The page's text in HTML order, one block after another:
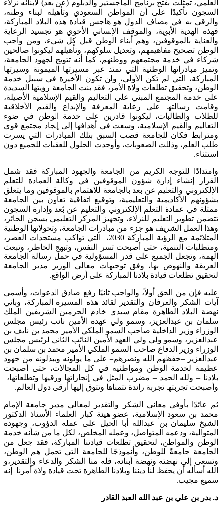
العلمي، تمثلت بفتح برنامج الماجستير والدبلوم (عن بعد) لأبنائه نزلاء
السجون تأكيدًا على أن المواطن السعودي وتأهيله لبناء وطنه،
والرقي به في مصاف الدول هو هاجس قيادة هذه البلاد المباركة،
فهذه الهدية الأبوية، والموقف الإنساني الأخوي هو تجسيد الرعاية
والعناية بالموقوفين، وهم أبناء الوطن قبل كل شيء، ومن واجب
الوطن تصحيح مفاهيمهم، وتعديل سلوكهم، وتأهيلهم ليكونوا صالحين
شركاء في خدمة مجتمعهم ووطنهم، كما أنه تتويج لجهود الجامعة،
وتميز مبادراتها الوطنية التي تمتد عبر مسيرتها الميمونة وسيرتها
المباركة، التي لم تكن الأولى، ولن تكون الأخيرة في سبيل خدمة
الوطن، وتحقيق تطلعات ولاة الأمر، فقد بنت الجامعة رؤيتها السديدة
على خدمة المجتمع المبني على التعاليم والقيم الإسلامية الأصيلة،
وقامت رسالتها على رعاية المعرفة والإبداع والقيم الأخلاقية
للطلاب والطالبات، ليكونوا قادرين على خدمة الوطن في ضوء
التعاليم والقيم الإسلامية، وسعت في أهدافها إلى إيجاد مجتمع قوي
ومترابط فكان للجامعة قصب السبق بتلك المبادرات التي يسرت
طلب العلم، وذللت الصعوبات، وأوجدت الحلول للعقبات للجميع دون
استثناء.
وامتدادًا للتوجه الكريم من الجامعة والجهود المباركة فقد شمل
القرار إنشاء إدارة شؤون الموقوفين في وكالة العمادة للتعلم
الإلكتروني والتعليم عن بعد بالجامعة للاهتمام بالموقوفين وما يتعلق
بشؤونهم الأكاديمية والتعليمية، وتوقيع اتفاقية تعاون بين الجامعة
ممثلة في عمادة التعلم الإلكتروني والتعليم عن بُعد وإدارة السجون
تتضمن تطوير التعليم للنزلاء، وتجهيز المركز التعليمي بسجن الحائر،
وهذا العمل الشريف هو جزء من مبادرات الجامعة، وتحولاتها الوطنية
المتلائمة مع الرؤية المباركة 2030، التي تواكب مستجدات العصر،
ومتطلبات التنمية، حتى أصبحت تسر النفس، وتبهج الخاطر، وتبعث
الهمة، وتجعل الجميع على قدر المسؤولية في حمل رسالة الجامعة
العريقة والنهوض بها، وفق توجيهات معالي الوزير مدير الجامعة
لتحقيق تطلعات قيادة بلادنا المباركة على أرض الواقع.
عليه فإن من الحق أولاً، والواجب ثانيًا رفع صادق الدعوات، وأسمى
آيات الشكر والعرفان والتقدير لقائد هذه المسيرة المباركة، وباني
نهضة البلاد الطاهرة مقام سيدي خادم الحرمين الشريفين الملك
سلمان بن عبدالعزيز، وسمو ولي عهده الأمين نائب رئيس مجلس
الوزراء وزير الداخلية صاحب السمو الملكي الأمير محمد بن نايف بن
عبدالعزيز، وسمو ولي ولي العهد الأمين النائب الثاني لرئيس مجلس
الوزراء وزير الدفاع صاحب السمو الملكي الأمير محمد بن سلمان بن
عبدالعزيز –حفظهم الله ونصرهم– على ما يولونه ويبذلونه من جهود
عظيمة لخدمة الوطن ومواطنيه في كل المجالات، حتى أصبحت
بلادنا – ولله الحمد – مضرب المثل في إنجازاتها ورقيها وتطلعاتها،
وأصبحت تجربتها تجربة رائدة تتمناها وتتوق إليها أرقى دول العالم.
ثم عائدًا بأوفى معاني الشكر والتقدير لمعالي مدير جامعة الإمام
محمد بن سعود الإسلامية، عضو هيئة كبار العلماء الأستاذ الدكتور
الشيخ سليمان بن عبدالله أبا الخيل على عمله الدؤوب، وجهوده
المتوالية، ودعمه المتواصل، وعمله المخلص، لكل ما من شأنه خدمة
الوطن والمواطن، لتحقيق تطلعات قيادتنا المباركة، فقد جعل من
الجامعة جامعةً للوطن، وأنموذجًا للجامعة التي تحمل هم الوطن،
وتسعى إلى نهضته ونهضة أبنائه، فله منا الشكر والدعاء والتقدير،و
الله أسأله أن يحفظ لنا ديننا وبلادنا الطاهرة تحت قيادة ولاة أمرنا إنه
سميع مجيب.
د. بدر بن علي بن عبد الله العبد القادر